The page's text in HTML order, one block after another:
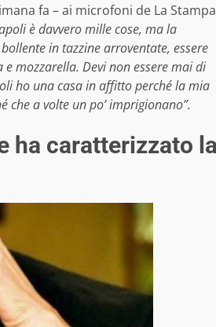
fa – ai microfoni de La Stampa
è davvero mille cose, ma la
in tazzine arroventate, essere
mozzarella. Devi non essere mai di
ho una casa in affitto perché la mia
che a volte un po’ imprigionano”.
ha caratterizzato